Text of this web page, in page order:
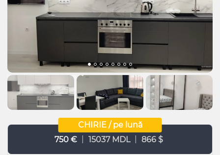
CHIRIE / pe lună
750 €
15037 MDL 866 $